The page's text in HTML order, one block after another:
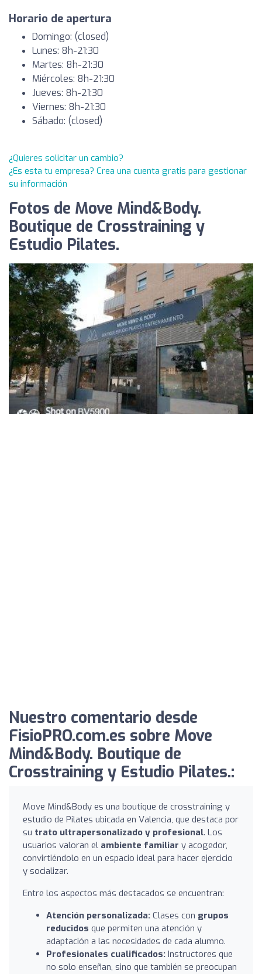
Horario de apertura
Domingo: (closed)
Lunes: 8h-21:30
Martes: 8h-21:30
Miércoles: 8h-21:30
Jueves: 8h-21:30
Viernes: 8h-21:30
Sábado: (closed)
¿Quieres solicitar un cambio?
¿Es esta tu empresa? Crea una cuenta gratis para gestionar
su información
Fotos de Move Mind&Body.
Boutique de Crosstraining y
Estudio Pilates.
Nuestro comentario desde
FisioPRO.com.es sobre Move
Mind&Body. Boutique de
Crosstraining y Estudio Pilates.:
Move Mind&Body es una boutique de crosstraining y
estudio de Pilates ubicada en Valencia, que destaca por
su trato ultrapersonalizado y profesional. Los
usuarios valoran el ambiente familiar y acogedor,
convirtiéndolo en un espacio ideal para hacer ejercicio
y socializar.
Entre los aspectos más destacados se encuentran:
Atención personalizada: Clases con grupos
reducidos que permiten una atención y
adaptación a las necesidades de cada alumno.
Profesionales cualificados: Instructores que
no solo enseñan, sino que también se preocupan